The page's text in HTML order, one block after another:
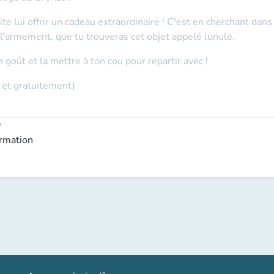
lui offrir un cadeau extraordinaire ! C'est en cherchant
que tu trouveras cet objet appelé lunule.
et la mettre à ton cou pour repartir avec !
et gratuitement)